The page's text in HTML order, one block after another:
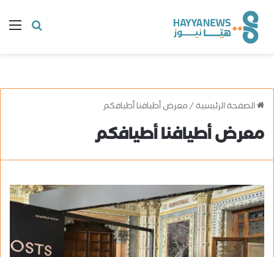
البحث
الصفحة الرئيسية/معرض أطيافنا أطيافكم
معرض أطيافنا أطيافكم